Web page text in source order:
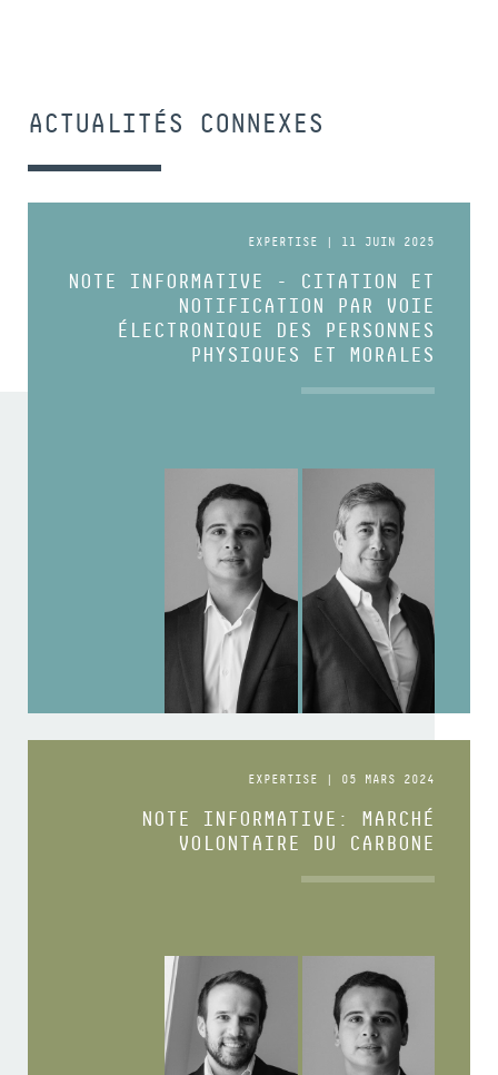
ACTUALITÉS CONNEXES
EXPERTISE | 11 JUIN 2025
NOTE INFORMATIVE - CITATION ET
NOTIFICATION PAR VOIE
ÉLECTRONIQUE DES PERSONNES
PHYSIQUES ET MORALES
EXPERTISE | 05 MARS 2024
NOTE INFORMATIVE: MARCHÉ
VOLONTAIRE DU CARBONE